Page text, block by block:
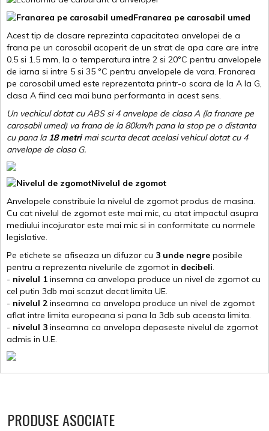
Franarea pe carosabil umed
Acest tip de clasare reprezinta capacitatea anvelopei de a
frana pe un carosabil acoperit de un strat de apa care are intre
0.5 si 1.5 mm, la o temperatura intre 2 si 20ºC pentru anvelopele
de iarna si intre 5 si 35 ºC pentru anvelopele de vara. Franarea
pe carosabil umed este reprezentata printr-o scara de la A la G,
clasa A fiind cea mai buna performanta in acest sens.
Un vechicul dotat cu ABS si 4 anvelope de clasa A (la franare pe
carosabil umed) va frana de la 80km/h pana la stop pe o distanta
cu pana la 18 metrimai scurta decat acelasi vehicul dotat cu 4
anvelope de clasa G.
Nivelul de zgomot
Anvelopele constribuie la nivelul de zgomot produs de masina.
Cu cat nivelul de zgomot este mai mic, cu atat impactul asupra
mediului incojurator este mai mic si in conformitate cu normele
legislative.
Pe etichete se afiseaza un difuzor cu 3 unde negre posibile
pentru a reprezenta nivelurile de zgomot in decibeli.
- nivelul 1 insemna ca anvelopa produce un nivel de zgomot cu
cel putin 3db mai scazut decat limita UE.
- nivelul 2 inseamna ca anvelopa produce un nivel de zgomot
aflat intre limita europeana si pana la 3db sub aceasta limita.
- nivelul 3 inseamna ca anvelopa depaseste nivelul de zgomot
admis in U.E.
PRODUSE ASOCIATE